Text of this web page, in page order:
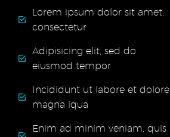
Lorem ipsum dolor sit amet,
consectetur
Adipisicing elit, sed do
eiusmod tempor
Incididunt ut labore et dolore
magna iqua
Enim ad minim veniam, quis